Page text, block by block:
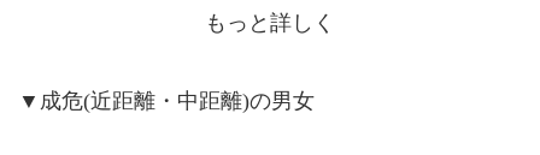
もっと詳しく
▼成危(近距離・中距離)の男女